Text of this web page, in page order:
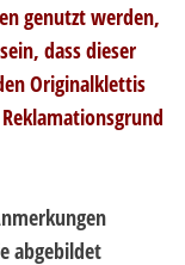
genutzt werden,
dass dieser
Originalklettis
abgebildet